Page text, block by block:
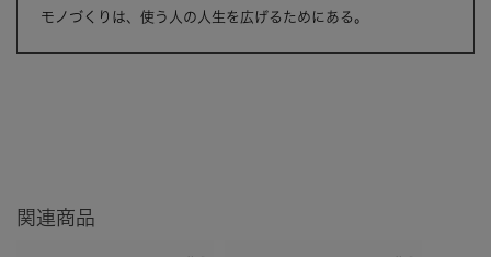
モノづくりは、使う人の人生を広げるためにある。
関連商品